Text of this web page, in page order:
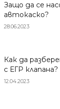
Защо да се
автокаско?
28.06.2023
Как да
с ЕГР клапана?
12.04.2023